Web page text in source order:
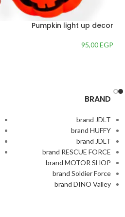
Pumpkin light up decor
95,00EGP
BRAND
brand JDLT
brand HUFFY
brand JDLT
brand RESCUE FORCE
brand MOTOR SHOP
brand Soldier Force
brand DINO Valley